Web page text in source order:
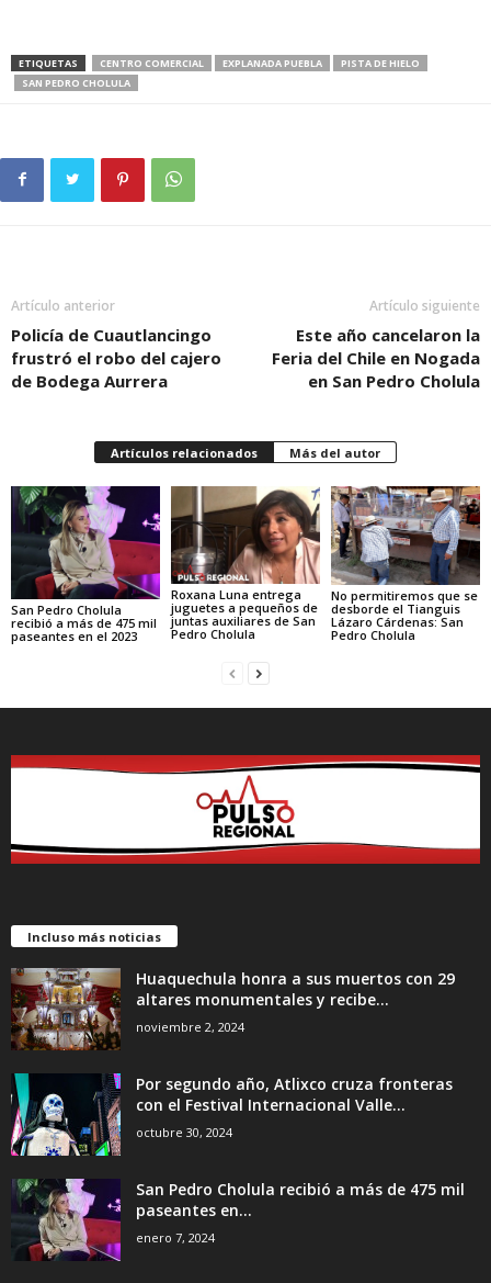
ETIQUETAS CENTRO COMERCIAL EXPLANADA PUEBLA
PISTA DE HIELO
SAN PEDRO CHOLULA
Artículo anterior
Policía de Cuautlancingo
frustró el robo del cajero
de Bodega Aurrera
Artículo siguiente
Este año cancelaron la
Feria del Chile en Nogada
en San Pedro Cholula
Artículos relacionados Más del autor
San Pedro Cholula
recibió a más de 475 mil
paseantes en el 2023
Roxana Luna entrega
juguetes a pequeños de
juntas auxiliares de San
Pedro Cholula
No permitiremos que se
desborde el Tianguis
Lázaro Cárdenas: San
Pedro Cholula
Incluso más noticias
Huaquechula honra a sus muertos con 29
altares monumentales y recibe...
noviembre 2, 2024
Por segundo año, Atlixco cruza fronteras
con el Festival Internacional Valle...
octubre 30, 2024
San Pedro Cholula recibió a más de 475 mil
paseantes en...
enero 7, 2024